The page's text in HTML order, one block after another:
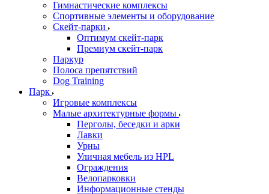
Гимнастические комплексы
Спортивные элементы и оборудование
Скейт-парки
Оптимум скейт-парк
Премиум скейт-парк
Паркур
Полоса препятствий
Dog Training
Парк
Игровые комплексы
Малые архитектурные формы
Перголы, беседки и арки
Лавки
Урны
Уличная мебель из HPL
Ограждения
Велопарковки
Информационные стенды